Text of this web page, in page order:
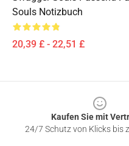
Souls Notizbuch
20,39 £ - 22,51 £
Kaufen Sie mit
24/7 Schutz von Klicks bis